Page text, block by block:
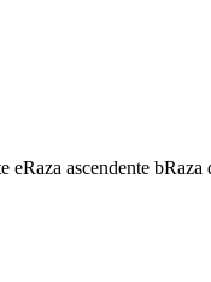
eRaza ascendente bRaza